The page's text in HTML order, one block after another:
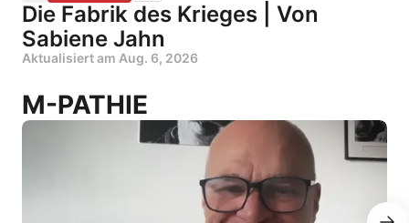
Die Fabrik des Krieges | Von
Sabiene Jahn
Aktualisiert am Aug. 6, 2026
M-PATHIE